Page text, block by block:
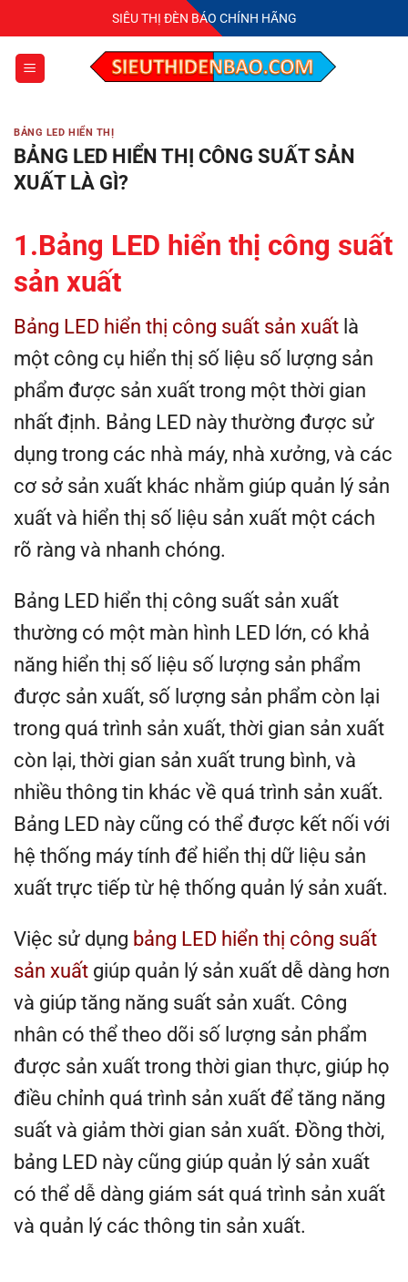
qua
nội
dung
SIÊU THỊ ĐÈN BÁO CHÍNH HÃNG
BẢNG LED HIỂN THỊ
BẢNG LED HIỂN THỊ CÔNG SUẤT SẢN
XUẤT LÀ GÌ?
1.Bảng LED hiển thị công suất
sản xuất
Bảng LED hiển thị công suất sản xuất là
một công cụ hiển thị số liệu số lượng sản
phẩm được sản xuất trong một thời gian
nhất định. Bảng LED này thường được sử
dụng trong các nhà máy, nhà xưởng, và các
cơ sở sản xuất khác nhằm giúp quản lý sản
xuất và hiển thị số liệu sản xuất một cách
rõ ràng và nhanh chóng.
Bảng LED hiển thị công suất sản xuất
thường có một màn hình LED lớn, có khả
năng hiển thị số liệu số lượng sản phẩm
được sản xuất, số lượng sản phẩm còn lại
trong quá trình sản xuất, thời gian sản xuất
còn lại, thời gian sản xuất trung bình, và
nhiều thông tin khác về quá trình sản xuất.
Bảng LED này cũng có thể được kết nối với
hệ thống máy tính để hiển thị dữ liệu sản
xuất trực tiếp từ hệ thống quản lý sản xuất.
Việc sử dụng bảng LED hiển thị công suất
sản xuất giúp quản lý sản xuất dễ dàng hơn
và giúp tăng năng suất sản xuất. Công
nhân có thể theo dõi số lượng sản phẩm
được sản xuất trong thời gian thực, giúp họ
điều chỉnh quá trình sản xuất để tăng năng
suất và giảm thời gian sản xuất. Đồng thời,
bảng LED này cũng giúp quản lý sản xuất
có thể dễ dàng giám sát quá trình sản xuất
và quản lý các thông tin sản xuất.